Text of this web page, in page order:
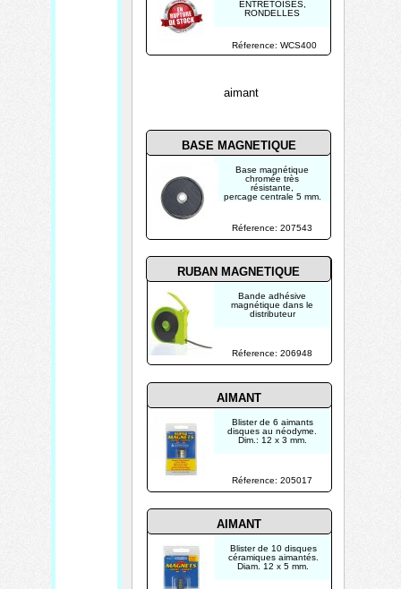
Blister de 10 disques
céramiques aimantés.
Diam. 12 x 5 mm.
ENTRETOISES,
RONDELLES
aimant
Réference: WCS400
AIMANT
BASE MAGNETIQUE
RUBAN MAGNETIQUE
Bande adhésive
magnétique dans le
distributeur
Base magnétique
chromée très
résistante,
percage centrale 5 mm.
Livré sous blister.
Réference: 206948
Réference: 207543
AIMANT
Blister de 6 aimants
disques au néodyme.
Dim.: 12 x 3 mm.
Réference: 205017